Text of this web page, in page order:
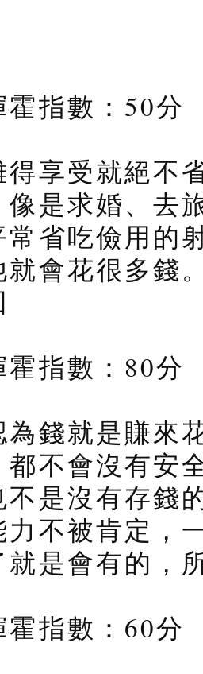
霍指數：50分
得享受就絕不
像是求婚、去
常省吃儉用的
就會花很多錢
霍指數：80分
為錢就是賺來
都不會沒有安
不是沒有存錢
力不被肯定，
就是會有的，
指數：60分